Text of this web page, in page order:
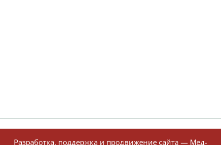
Разработка, поддержка и продвижение сайта — Мед-